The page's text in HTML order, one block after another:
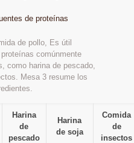
de proteínas
de pollo, Es útil
comúnmente
como harina de pescado,
Mesa 3 resume los
Harina
de
pescado
Harina
de soja
Comida
de
insectos